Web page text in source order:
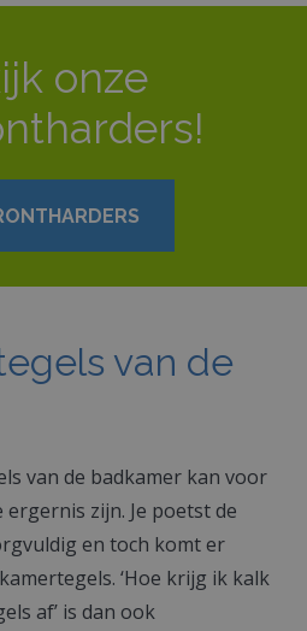
onze
van de
van de badkamer kan voor
zijn. Je poetst de
en toch komt er
‘Hoe krijg ik kalk
af’ is dan ook